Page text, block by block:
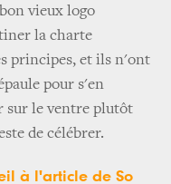
vieux logo
la charte
principes, et ils n'ont
pour s'en
sur le ventre plutôt
de célébrer.
à l'article de So